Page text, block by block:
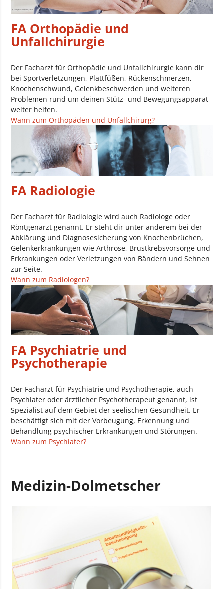
FA Orthopädie und
Unfallchirurgie
Der Facharzt für Orthopädie und Unfallchirurgie kann dir
bei Sportverletzungen, Plattfüßen, Rückenschmerzen,
Knochenschwund, Gelenkbeschwerden und weiteren
Problemen rund um deinen Stütz- und Bewegungsapparat
weiter helfen.
Wann zum Orthopäden und Unfallchirurg?
FA Radiologie
Der Facharzt für Radiologie wird auch Radiologe oder
Röntgenarzt genannt. Er steht dir unter anderem bei der
Abklärung und Diagnosesicherung von Knochenbrüchen,
Gelenkerkrankungen wie Arthrose, Brustkrebsvorsorge und
Erkrankungen oder Verletzungen von Bändern und Sehnen
zur Seite.
Wann zum Radiologen?
FA Psychiatrie und
Psychotherapie
Der Facharzt für Psychiatrie und Psychotherapie, auch
Psychiater oder ärztlicher Psychotherapeut genannt, ist
Spezialist auf dem Gebiet der seelischen Gesundheit. Er
beschäftigt sich mit der Vorbeugung, Erkennung und
Behandlung psychischer Erkrankungen und Störungen.
Wann zum Psychiater?
Medizin-Dolmetscher